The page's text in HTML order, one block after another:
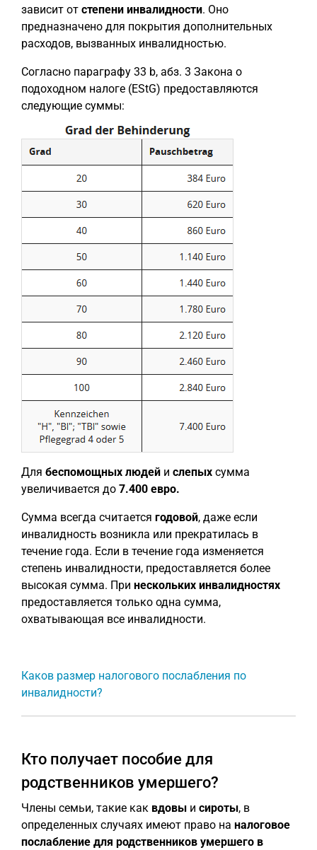
зависит от степени инвалидности. Оно
предназначено для покрытия дополнительных
расходов, вызванных инвалидностью.
Согласно параграфу 33 b, абз. 3 Закона о
подоходном налоге (EStG) предоставляются
следующие суммы:
Для беспомощных людей и слепых сумма
увеличивается до 7.400 евро.
Сумма всегда считается годовой, даже если
инвалидность возникла или прекратилась в
течение года. Если в течение года изменяется
степень инвалидности, предоставляется более
высокая сумма. При нескольких инвалидностях
предоставляется только одна сумма,
охватывающая все инвалидности.
Каков размер налогового послабления по
инвалидности?
Кто получает пособие для
родственников умершего?
Члены семьи, такие как вдовы и сироты, в
определенных случаях имеют право на налоговое
послабление для родственников умершего в